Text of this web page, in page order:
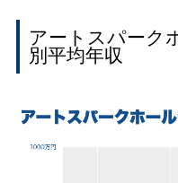
アートスパーク
別平均年収